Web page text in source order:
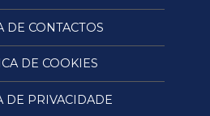
DE CONTACTOS
DE COOKIES
DE PRIVACIDADE